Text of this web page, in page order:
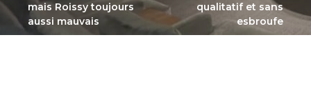
mais Roissy toujours
aussi mauvais
qualitatif et sans
esbroufe